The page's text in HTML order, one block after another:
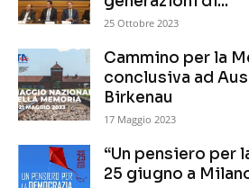
25 Ottobre 2023
Cammino per la
conclusiva ad
Birkenau
17 Maggio 2023
“Un pensiero per
25 giugno a